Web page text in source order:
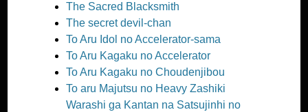
The Sacred Blacksmith
The secret devil-chan
To Aru Idol no Accelerator-sama
To Aru Kagaku no Accelerator
To Aru Kagaku no Choudenjibou
To aru Majutsu no Heavy Zashiki
Warashi ga Kantan na Satsujinhi no